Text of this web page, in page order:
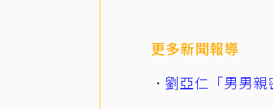
更多新聞報導
劉亞仁「男男